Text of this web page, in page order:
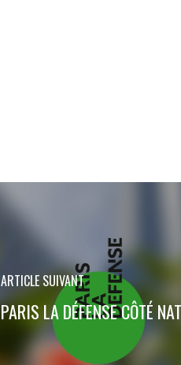
ARTICLE SUIVANT
PARIS LA DÉFENSE CÔTÉ